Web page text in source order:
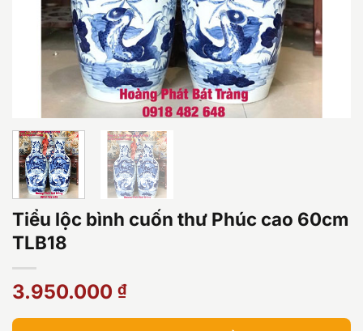
Tiểu lộc bình cuốn thư Phúc cao 60cm
TLB18
3.950.000 ₫